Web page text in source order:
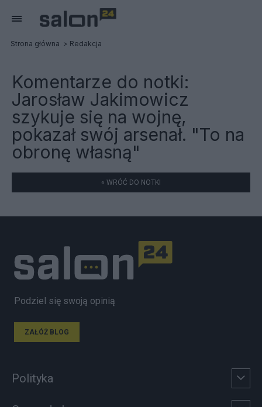
Strona główna Redakcja
Komentarze do notki:
Jarosław Jakimowicz
szykuje się na wojnę,
pokazał swój arsenał. "To na
obronę własną"
« WRÓĆ DO NOTKI
Podziel się swoją opinią
ZAŁÓŻ BLOG
Polityka